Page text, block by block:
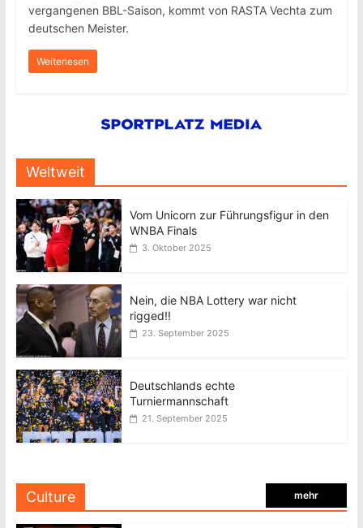
vergangenen BBL-Saison, kommt von RASTA Vechta zum
deutschen Meister.
Weiterlesen
Weltweit
Vom Unicorn zur Führungsfigur in den
WNBA Finals
3. Oktober 2025
Nein, die NBA Lottery war nicht
rigged!!
23. September 2025
Deutschlands echte
Turniermannschaft
21. September 2025
Culture mehr